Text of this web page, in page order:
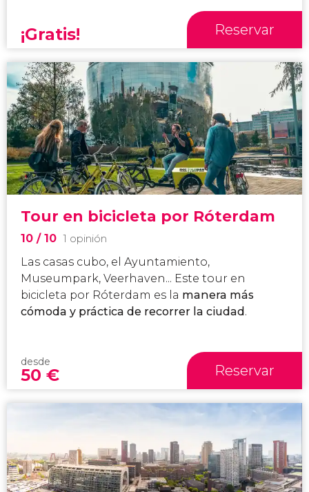
¡Gratis! Reservar
Tour en bicicleta por Róterdam
10 / 10 1 opinión
Las casas cubo, el Ayuntamiento,
Museumpark, Veerhaven... Este tour en
bicicleta por Róterdam es la manera más
cómoda y práctica de recorrer la ciudad.
desde
50 € Reservar